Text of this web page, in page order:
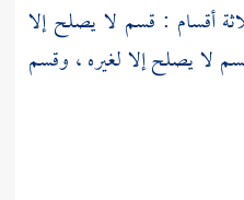
أقسام : قسم لا يصلح إلا
لا يصلح إلا لغيره ، وقسم